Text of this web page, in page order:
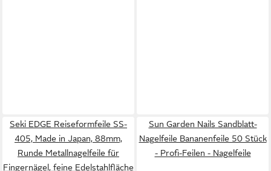
Seki EDGE Reiseformfeile SS-
405, Made in Japan, 88mm,
Runde Metallnagelfeile für
Fingernägel, feine Edelstahlfläche
Sun Garden Nails Sandblatt-
Nagelfeile Bananenfeile 50 Stück
- Profi-Feilen - Nagelfeile